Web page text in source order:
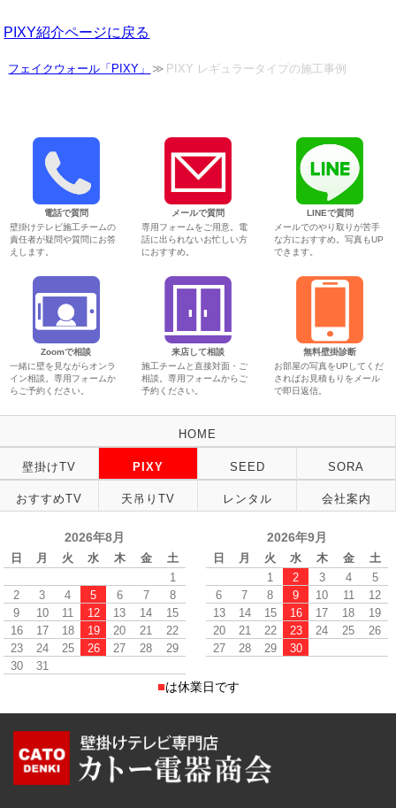
PIXY紹介ページに戻る
フェイクウォール「PIXY」 PIXY レギュラータイプの施工事例
電話で質問
壁掛けテレビ施工チームの
責任者が疑問や質問にお答
えします。
メールで質問
専用フォームをご用意。電
話に出られないお忙しい方
におすすめ。
LINEで質問
メールでのやり取りが苦手
な方におすすめ。写真もUP
できます。
Zoomで相談
一緒に壁を見ながらオンラ
イン相談。専用フォームか
らご予約ください。
来店して相談
施工チームと直接対面・ご
相談。専用フォームからご
予約ください。
無料壁掛診断
お部屋の写真をUPしてくだ
さればお見積もりをメール
で即日返信。
HOME
壁掛けTV PIXY SEED SORA
おすすめTV 天吊りTV レンタル 会社案内
2026年8月
日 月 火 水 木 金
土
1
2
3 4 5 6 7
8
9
10 11 12 13 14
15
16
17 18 19 20 21
22
23
24 25 26 27 28
29
30
31
2026年9月
日 月 火 水 木 金
土
1
2 3 4
5
6
7 8 9 10 11
12
13
14 15 16 17 18
19
20
21 22 23 24 25
26
27
28 29 30
■は休業日です